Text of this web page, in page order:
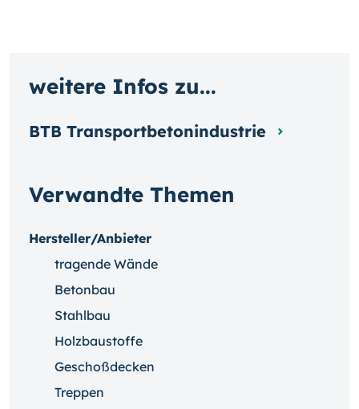
Verwandte Themen
Hersteller/Anbieter
tragende Wände
Betonbau
Stahlbau
Holzbaustoffe
Geschoßdecken
Treppen
weitere Infos zu...
BTB Transportbetonindustrie